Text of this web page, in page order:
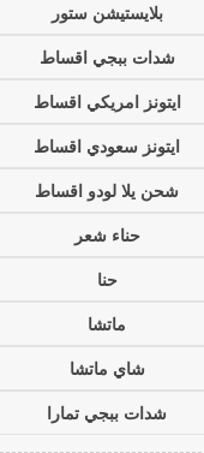
بلايستيشن ستور
شدات ببجي اقساط
ايتونز امريكي اقساط
ايتونز سعودي اقساط
شحن يلا لودو اقساط
حناء شعر
حنا
ماتشا
شاي ماتشا
شدات ببجي تمارا